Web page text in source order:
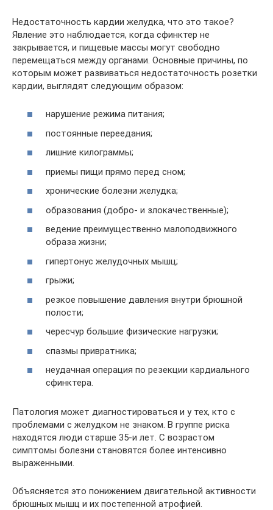
Недостаточность кардии желудка, что это такое?
Явление это наблюдается, когда сфинктер не
закрывается, и пищевые массы могут свободно
перемещаться между органами. Основные причины, по
которым может развиваться недостаточность розетки
кардии, выглядят следующим образом:
нарушение режима питания;
постоянные переедания;
лишние килограммы;
приемы пищи прямо перед сном;
хронические болезни желудка;
образования (добро- и злокачественные);
ведение преимущественно малоподвижного
образа жизни;
гипертонус желудочных мышц;
грыжи;
резкое повышение давления внутри брюшной
полости;
чересчур большие физические нагрузки;
спазмы привратника;
неудачная операция по резекции кардиального
сфинктера.
Патология может диагностироваться и у тех, кто с
проблемами с желудком не знаком. В группе риска
находятся люди старше 35-и лет. С возрастом
симптомы болезни становятся более интенсивно
выраженными.
Объясняется это понижением двигательной активности
брюшных мышц и их постепенной атрофией.